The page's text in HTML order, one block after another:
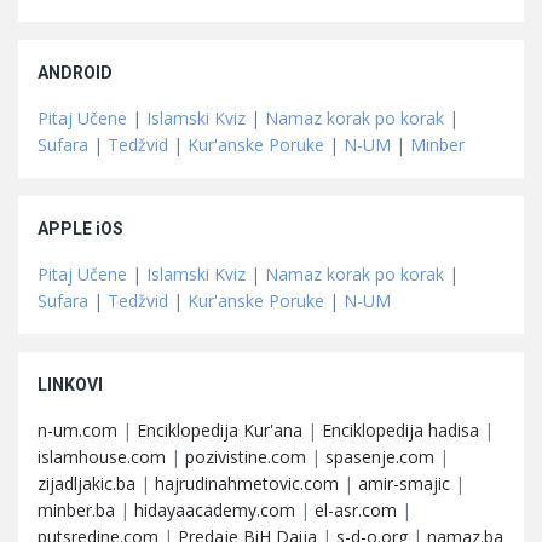
ANDROID
Pitaj Učene | Islamski Kviz | Namaz korak po korak |
Sufara | Tedžvid | Kur'anske Poruke | N-UM | Minber
APPLE iOS
Pitaj Učene | Islamski Kviz | Namaz korak po korak |
Sufara | Tedžvid | Kur'anske Poruke | N-UM
LINKOVI
n-um.com | Enciklopedija Kur'ana | Enciklopedija hadisa |
islamhouse.com | pozivistine.com | spasenje.com |
zijadljakic.ba | hajrudinahmetovic.com | amir-smajic |
minber.ba | hidayaacademy.com | el-asr.com |
putsredine.com | Predaje BiH Daija | s-d-o.org | namaz.ba